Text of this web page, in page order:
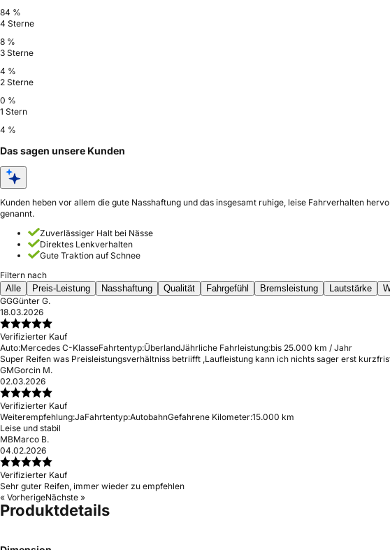
84 %
4 Sterne
8 %
3 Sterne
4 %
2 Sterne
0 %
1 Stern
4 %
Das sagen unsere Kunden
Kunden heben vor allem die gute Nasshaftung und das insgesamt ruhige, leise Fahrverhalten
genannt.
Zuverlässiger Halt bei Nässe
Direktes Lenkverhalten
Gute Traktion auf Schnee
Filtern nach
Alle
Preis-Leistung Nasshaftung Qualität Fahrgefühl Bremsleistung Lautstärke
GGGünter G.
18.03.2026
Verifizierter Kauf
Auto:Mercedes C-KlasseFahrtentyp:ÜberlandJährliche Fahrleistung:bis 25.000 km / Jahr
Super Reifen was Preisleistungsverhältniss betriifft ,Laufleistung kann ich nichts sager erst
GMGorcin M.
02.03.2026
Verifizierter Kauf
Weiterempfehlung:JaFahrtentyp:AutobahnGefahrene Kilometer:15.000 km
Leise und stabil
MBMarco B.
04.02.2026
Verifizierter Kauf
Sehr guter Reifen, immer wieder zu empfehlen
« VorherigeNächste »
Produktdetails